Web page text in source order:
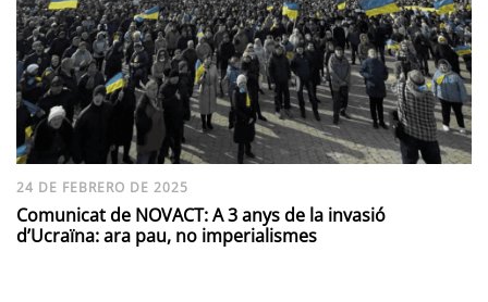
24 DE FEBRERO DE 2025
Comunicat de NOVACT: A 3 anys de la invasió
d’Ucraïna: ara pau, no imperialismes